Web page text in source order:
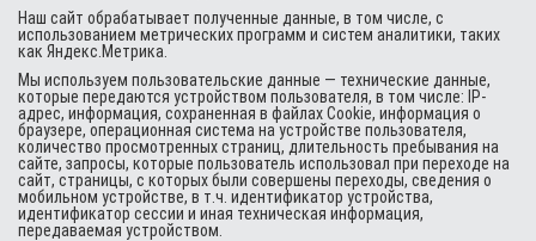
Наш сайт обрабатывает полученные данные, в том числе, с
использованием метрических программ и систем аналитики, таких
как Яндекс.Метрика.
Мы используем пользовательские данные — технические данные,
которые передаются устройством пользователя, в том числе: IP-
адрес, информация, сохраненная в файлах Cookie, информация о
браузере, операционная система на устройстве пользователя,
количество просмотренных страниц, длительность пребывания на
сайте, запросы, которые пользователь использовал при переходе на
сайт, страницы, с которых были совершены переходы, сведения о
мобильном устройстве, в т.ч. идентификатор устройства,
идентификатор сессии и иная техническая информация,
передаваемая устройством.